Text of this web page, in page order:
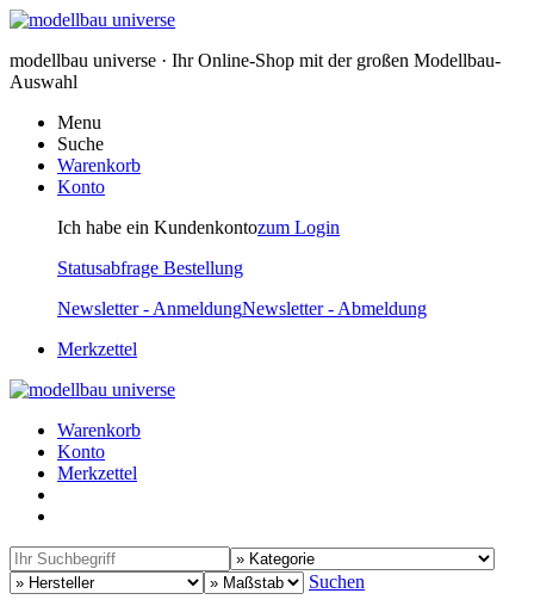
modellbau universe · Ihr Online-Shop mit der großen Modellbau-
Auswahl
Menu
Suche
Warenkorb
Konto
Ich habe ein Kundenkontozum Login
Statusabfrage Bestellung
Newsletter - AnmeldungNewsletter - Abmeldung
Merkzettel
Warenkorb
Konto
Merkzettel
Suchen